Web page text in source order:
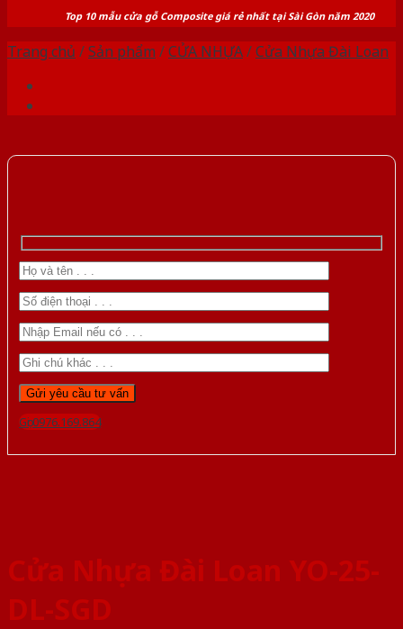
Top 10 mẫu cửa gỗ Composite giá rẻ nhất tại Sài Gòn năm 2020
Trang chủ /Sản phẩm /CỬA NHỰA/Cửa Nhựa Đài Loan
Gọi 0976.169.864
Cửa Nhựa Đài Loan YO-25-
DL-SGD